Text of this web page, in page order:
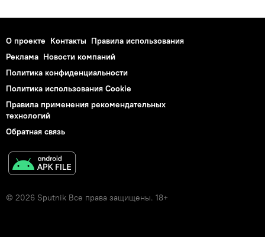
О проекте Контакты Правила использования
Реклама Новости компаний
Политика конфиденциальности
Политика использования Cookie
Правила применения рекомендательных
технологий
Обратная связь
© 2026 Sputnik Все права защищены. 18+